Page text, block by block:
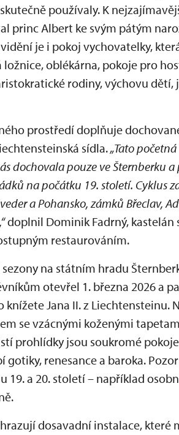
používaly. K
princ Albert ke svým pátým
je i pokoj vychovatelky,
oblékárna, pokoje pro
rodiny, výchovu dětí,
prostředí doplňuje
sídla.„Tato
dochovala pouze ve Šternberku
na počátku 19. století. Cyklus
a Pohansko, zámků Břeclav,
doplnil Dominik Fadrný, kastelán
restaurováním.
na státním hradu
otevřel 1. března 2026 a
Jana II. z
se vzácnými koženými
prohlídky jsou soukromé
renesance a baroka.
19. a 20. století – například
dosavadní instalace,